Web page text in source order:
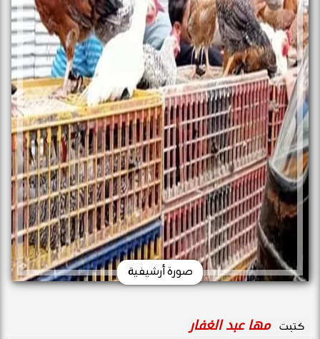
صورة أرشيفية
كتبت مها عبد الغفار